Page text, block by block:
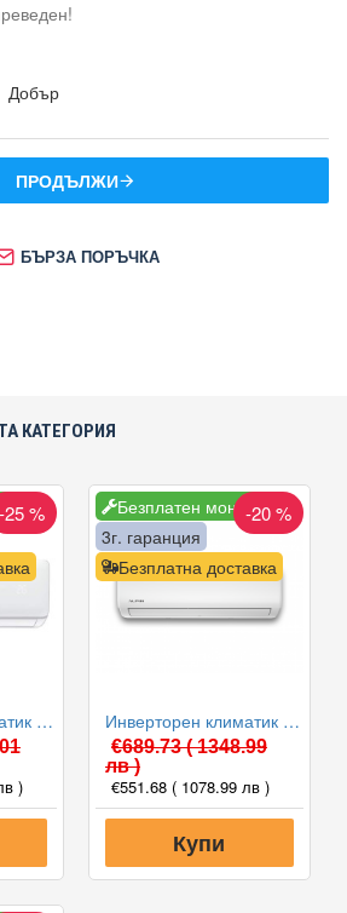
Добър
ПРОДЪЛЖИ
БЪРЗА ПОРЪЧКА
КАТЕГОРИЯ
-25 %
Инверторен климатик Crown CIT-12FO62AS, 12 000 BTU, Клас A++
)
Безплатен монтаж
Безплатна доставка
3г. гаранция
-20 %
Инверторен климатик Alpin ASW-35ETE, Elite, WIFI, 12000 BTU, Клас А++
€689.73( 1348.99
лв )
€551.68 ( 1078.99 лв )
Купи